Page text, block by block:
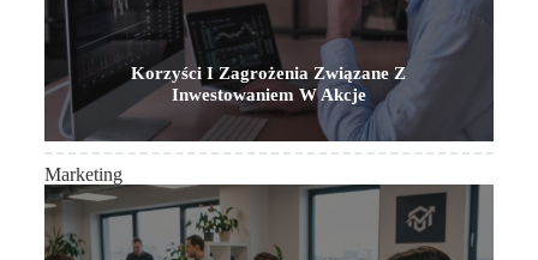
Korzyści I Zagrożenia Związane Z
Inwestowaniem W Akcje
Marketing